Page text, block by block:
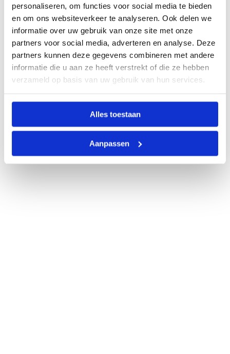
personaliseren, om functies voor social media te bieden
en om ons websiteverkeer te analyseren. Ook delen we
informatie over uw gebruik van onze site met onze
partners voor social media, adverteren en analyse. Deze
partners kunnen deze gegevens combineren met andere
informatie die u aan ze heeft verstrekt of die ze hebben
verzameld op basis van uw gebruik van hun services.
Alles toestaan
Aanpassen